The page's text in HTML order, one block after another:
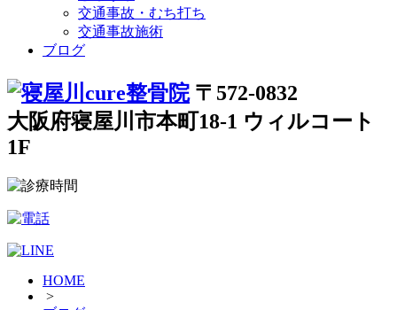
交通事故・むち打ち
交通事故施術
ブログ
〒572-0832
大阪府寝屋川市本町18-1 ウィルコート
1F
HOME
>